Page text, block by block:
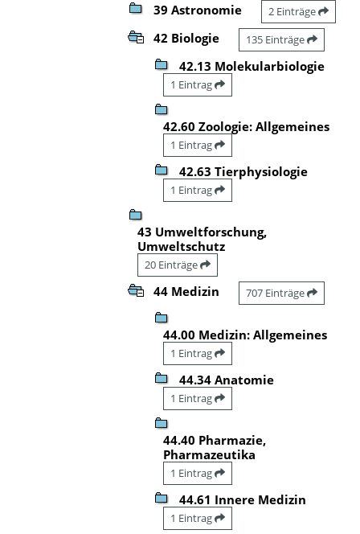
39 Astronomie 2 Einträge
42 Biologie 135 Einträge
42.13 Molekularbiologie
1 Eintrag
42.60 Zoologie: Allgemeines
1 Eintrag
42.63 Tierphysiologie
1 Eintrag
43 Umweltforschung,
Umweltschutz
20 Einträge
44 Medizin 707 Einträge
44.00 Medizin: Allgemeines
1 Eintrag
44.34 Anatomie
1 Eintrag
44.40 Pharmazie,
Pharmazeutika
1 Eintrag
44.61 Innere Medizin
1 Eintrag